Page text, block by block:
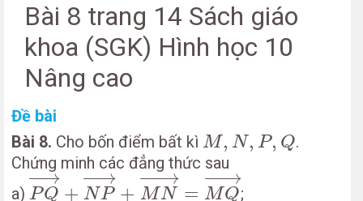
Bài 8 trang 14 Sách giáo
khoa (SGK) Hình học 10
Nâng cao
Đề bài
Bài 8. Cho bốn điểm bất kì M, N, P, Q
M, N,P Q
.
Chứng minh các đẳng thức sau
a)
−
−→
PQ +
−
−→
NP +
−
−−→
MN =
−−→
MQ
PQ→+NP→ +MN→= MQ→
;